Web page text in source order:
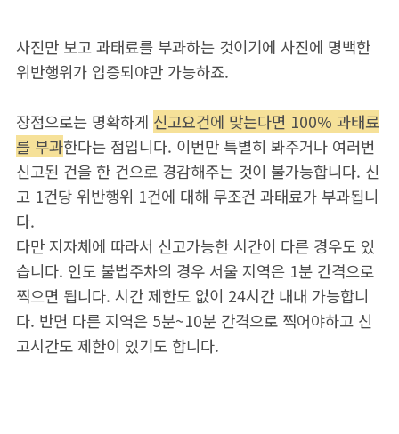
사진만 보고 과태료를 부과하는 것이기에 사진에 명백한
위반행위가 입증되야만 가능하죠.
장점으로는 명확하게 신고요건에 맞는다면 100% 과태료
를 부과한다는 점입니다. 이번만 특별히 봐주거나 여러번
신고된 건을 한 건으로 경감해주는 것이 불가능합니다. 신
고 1건당 위반행위 1건에 대해 무조건 과태료가 부과됩니
다.
다만 지자체에 따라서 신고가능한 시간이 다른 경우도 있
습니다. 인도 불법주차의 경우 서울 지역은 1분 간격으로
찍으면 됩니다. 시간 제한도 없이 24시간 내내 가능합니
다. 반면 다른 지역은 5분~10분 간격으로 찍어야하고 신
고시간도 제한이 있기도 합니다.